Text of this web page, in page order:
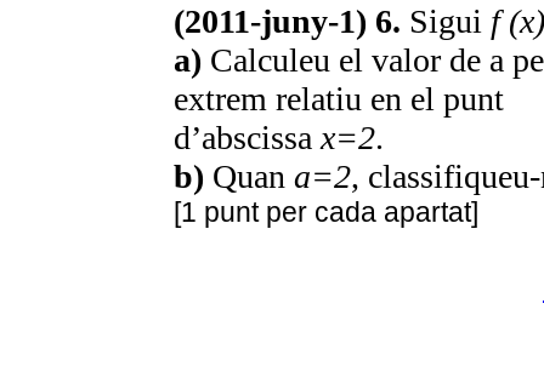
(2011-juny-1) 6. Sigui f
a) Calculeu el valor de a
extrem relatiu en el punt
d’abscissa x=2.
b) Quan a=2,
[1 punt per cada apartat]